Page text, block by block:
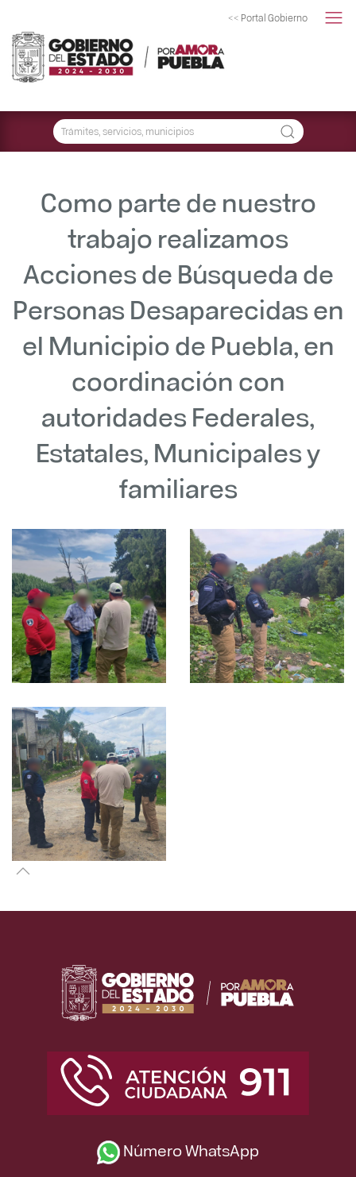
<< Portal Gobierno
Como parte de nuestro
trabajo realizamos
Acciones de Búsqueda de
Personas Desaparecidas en
el Municipio de Puebla, en
coordinación con
autoridades Federales,
Estatales, Municipales y
familiares
Número WhatsApp